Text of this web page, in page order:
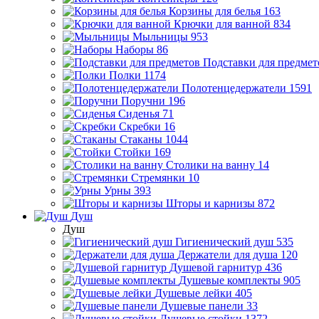
Корзины для белья 163
Крючки для ванной 834
Мыльницы 953
Наборы 86
Подставки для
Полки 1174
Полотенцедержатели 1591
Поручни 196
Сиденья 71
Скребки 16
Стаканы 1044
Стойки 169
Столики на ванну 14
Стремянки 10
Урны 393
Шторы и карнизы 872
Душ
Душ
Гигиенический душ 535
Держатели для душа 120
Душевой гарнитур 436
Душевые комплекты 905
Душевые лейки 405
Душевые панели 33